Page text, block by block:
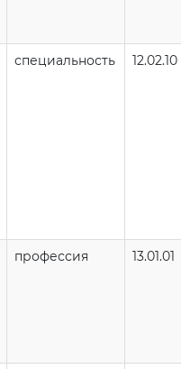
специальность 12.02.10
профессия 13.01.01